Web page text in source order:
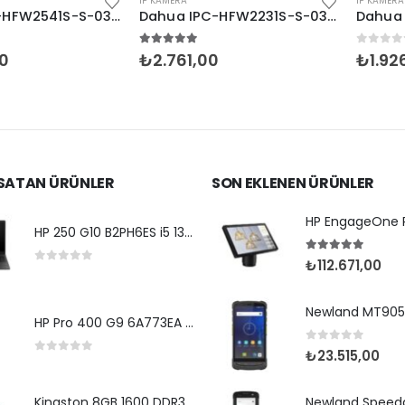
Dahua IPC-HFW2541S-S-0360B-S2 5MP 3.6mm IR Bullet Dahua IPC-HFW2231S-S-0360B-S2 2MP 3.6mm IR Bullet
5 üzerinden
2.761,00 5 1.926,00
ÜRÜNLER
HP 250 G10 B2PH6ES i5 1334 -15.6''-8G-512SSD-Dos
HP Pro 400 G9 6A773EA i7 12700-32G-512SSD-W11Pro
SON EKLENEN ÜRÜNLER
5.00 5
₺112.671,00
0 5 üzerinden
₺23.515,00